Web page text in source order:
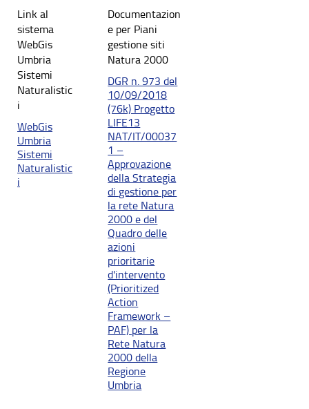
Link al
sistema
WebGis
Umbria
Sistemi
Naturalistic
i
WebGis
Umbria
Sistemi
Naturalistic
i
Documentazion
e per Piani
gestione siti
Natura 2000
DGR n. 973 del
10/09/2018
(76k) Progetto
LIFE13
NAT/IT/00037
1 –
Approvazione
della Strategia
di gestione per
la rete Natura
2000 e del
Quadro delle
azioni
prioritarie
d'intervento
(Prioritized
Action
Framework –
PAF) per la
Rete Natura
2000 della
Regione
Umbria